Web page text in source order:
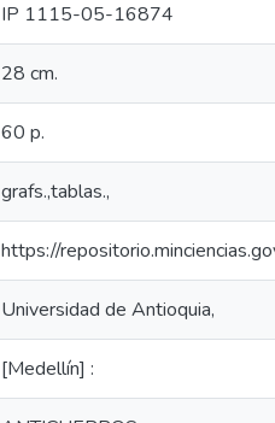
IP 1115-05-16874
28 cm.
60 p.
grafs.,tablas.,
https://
Universidad de Antioquia,
[Medellín] :